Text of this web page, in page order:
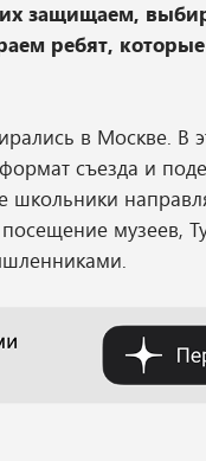
защищаем,
ребят,
в Москве. В
съезда и
школьники
музеев,